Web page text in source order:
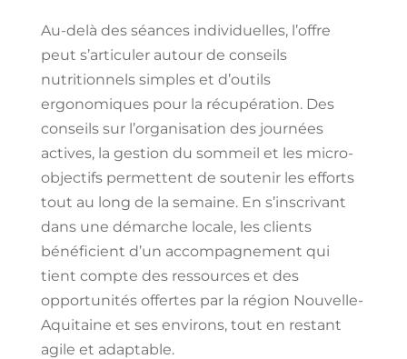
Au-delà des séances individuelles, l’offre
peut s’articuler autour de conseils
nutritionnels simples et d’outils
ergonomiques pour la récupération. Des
conseils sur l’organisation des journées
actives, la gestion du sommeil et les micro-
objectifs permettent de soutenir les efforts
tout au long de la semaine. En s’inscrivant
dans une démarche locale, les clients
bénéficient d’un accompagnement qui
tient compte des ressources et des
opportunités offertes par la région Nouvelle-
Aquitaine et ses environs, tout en restant
agile et adaptable.